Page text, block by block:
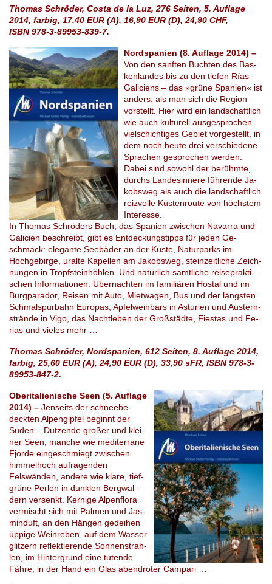
Thomas Schröder, Costa de la Luz, 276 Seiten, 5. Auflage
2014, farbig, 17,40 EUR (A), 16,90 EUR (D), 24,90 CHF,
ISBN 978-3-89953-839-7.
Nordspanien (8. Auflage 2014) –
Von den sanf­ten Buch­ten des Bas­
ken­lan­des bis zu den tie­fen Rías
Ga­li­ci­ens – das »grüne Spa­ni­en« ist
an­ders, als man sich die Re­gi­on
vor­stel­lt. Hier wird ein land­schaft­lich
wie auch kul­tu­rell ausgespro­chen
viel­schich­ti­ges Ge­biet vor­ge­stellt, in
dem noch heute drei ver­schie­de­ne
Spra­chen gespro­chen wer­den.
Dabei sind so­wohl der be­rühm­te,
durchs Lan­des­in­ne­re füh­ren­de Ja­
kobs­weg als auch die land­schaft­lich
reiz­vol­le Küs­ten­rou­te von höchs­tem
In­ter­es­se.
In Tho­mas Schrö­ders Buch, das Spa­ni­en zwi­schen Na­var­ra und
Ga­li­ci­en be­schreibt, gibt es Entdeckungs­tipps für jeden Ge­
schmack: ele­gan­te See­bä­der an der Küste, Na­tur­parks im
Hochgebirge, ur­al­te Kapellen am Ja­kobs­weg, stein­zeit­li­che Zeich­
nun­gen in Tropf­stein­höh­len. Und na­tür­lich sämt­li­che rei­se­prak­ti­
schen In­for­ma­tio­nen: Über­nach­ten im fa­mi­liä­ren Hos­tal und im
Burgpa­ra­dor, Rei­sen mit Auto, Miet­wa­gen, Bus und der längs­ten
Schmal­spur­bahn Eu­ro­pas, Apfelwein­bars in As­tu­ri­en und Aus­tern­
strän­de in Vigo, das Nacht­le­ben der Groß­städ­te, Fi­es­tas und Fe­
ri­as und vieles mehr …
Thomas Schröder, Nordspanien, 612 Seiten, 8. Auflage 2014,
farbig, 25,60 EUR (A), 24,90 EUR (D), 33,90 sFR, ISBN 978-3-
89953-847-2.
Oberitalienische Seen (5. Auflage
2014) – Jen­seits der schnee­be­
deck­ten Al­pen­gip­fel be­ginnt der
Süden – Dut­zen­de gro­ßer und klei­
ner Seen, man­che wie me­di­ter­ra­ne
Fjor­de ein­geschmiegt zwischen
himmelhoch aufragenden
Felswänden, an­de­re wie klare, tief­
grü­ne Per­len in dunklen Berg­wäl­
dern ver­senkt. Ker­ni­ge Al­pen­flo­ra
ver­mischt sich mit Pal­men und Jas­
min­duft, an den Hängen ge­dei­hen
üp­pi­ge Wein­re­ben, auf dem Was­ser
glit­zern re­flek­tie­ren­de Son­nen­strah­
len, im Hin­ter­grund eine tu­ten­de
Fähre, in der Hand ein Glas abend­ro­ter Cam­pa­ri …